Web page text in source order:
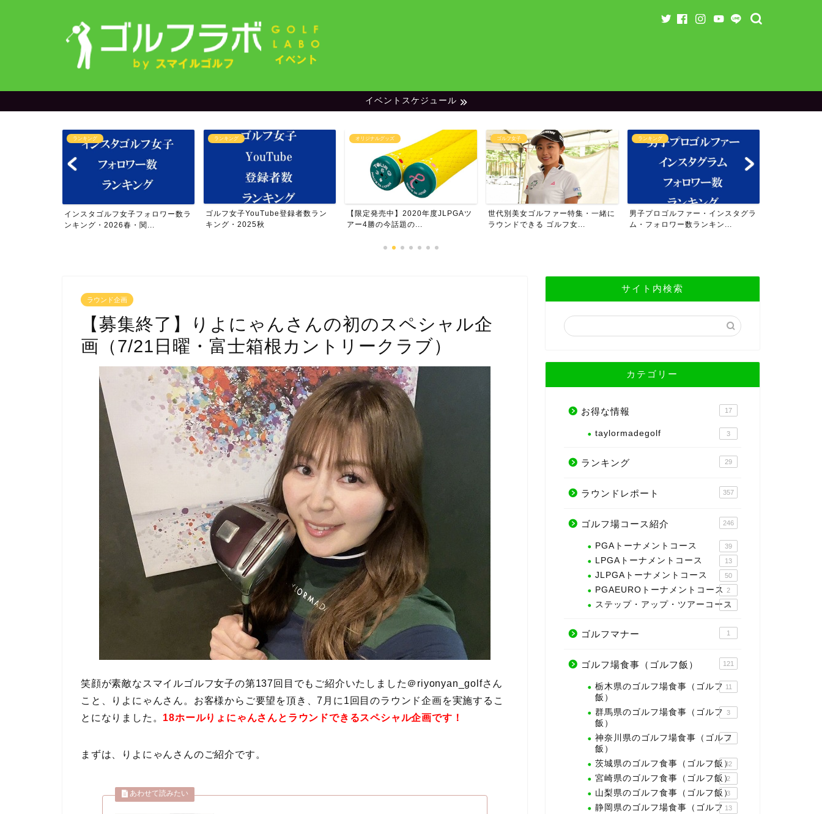
イベントスケジュール
ランキング
ゴルフ女子YouTube登録者数ラン
キング・2025秋
オリジナルグッズ
【限定発売中】2020年度JLPGAツ
アー4勝の今話題の...
ゴルフ女子
世代別美女ゴルファー特集・一緒に
ラウンドできる ゴルフ女...
ランキング
男子プロゴルファー・インスタグラ
ム・フォロワー数ランキン...
ランキング
女子プロゴルファー・インスタグラ
ム・フォロワー数ランキン...
ラウンド企画
【募集終了】りよにゃんさんの初のスペシャル企
画（7/21日曜・富士箱根カントリークラブ）
笑顔が素敵なスマイルゴルフ女子の第137回目でもご紹介いたしました＠riyonyan_golfさん
こと、りよにゃんさん。お客様からご要望を頂き、7月に1回目のラウンド企画を実施するこ
とになりました。 18ホールりょにゃんさんとラウンドできるスペシャル企画です！
まずは、りよにゃんさんのご紹介です。
サイト内検索
カテゴリー
お得な情報 17
taylormadegolf 3
ランキング 29
ラウンドレポート 357
ゴルフ場コース紹介 246
PGAトーナメントコース 39
LPGAトーナメントコース 13
JLPGAトーナメントコース 50
PGAEUROトーナメントコース 2
ステップ・アップ・ツアーコース
3
ゴルフマナー 1
ゴルフ場食事（ゴルフ飯） 121
栃木県のゴルフ場食事（ゴルフ
飯）
11
群馬県のゴルフ場食事（ゴルフ
飯）
3
神奈川県のゴルフ場食事（ゴルフ
飯）
3
茨城県のゴルフ食事（ゴルフ飯）
32
宮崎県のゴルフ食事（ゴルフ飯）
2
山梨県のゴルフ食事（ゴルフ飯）
3
静岡県のゴルフ場食事（ゴルフ 13